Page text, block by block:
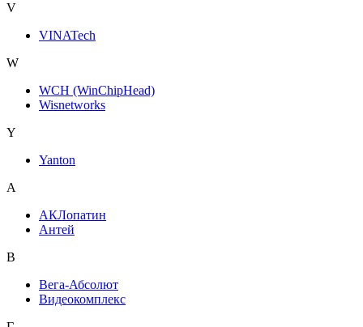
V
VINATech
W
WCH (WinChipHead)
Wisnetworks
Y
Yanton
А
АКЛопатин
Антей
В
Вега-Абсолют
Видеокомплекс